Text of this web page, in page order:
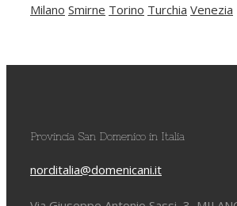
Milano Smirne Torino Turchia Venezia
Provincia San Domenico in Italia
norditalia@domenicani.it